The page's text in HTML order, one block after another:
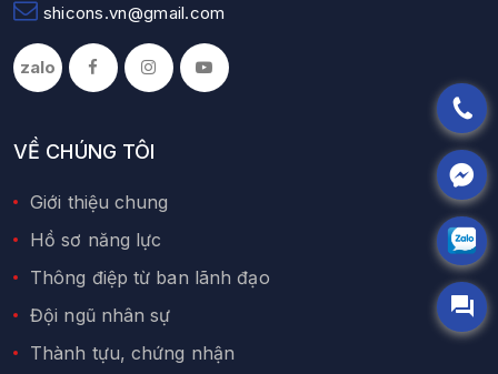
shicons.vn@gmail.com
zalo
VỀ CHÚNG TÔI
Giới thiệu chung
Hồ sơ năng lực
Thông điệp từ ban lãnh đạo
Đội ngũ nhân sự
Thành tựu, chứng nhận